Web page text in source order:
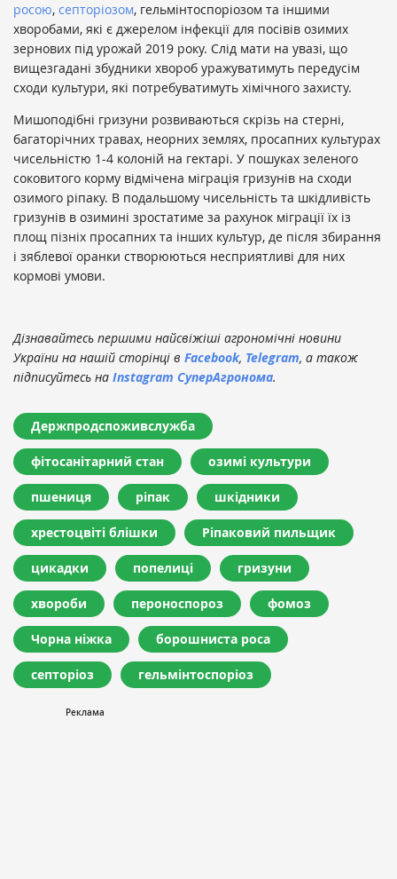
росою, септоріозом, гельмінтоспоріозом та іншими
хворобами, які є джерелом інфекції для посівів озимих
зернових під урожай 2019 року. Слід мати на увазі, що
вищезгадані збудники хвороб уражуватимуть передусім
сходи культури, які потребуватимуть хімічного захисту.
Мишоподібні гризуни розвиваються скрізь на стерні,
багаторічних травах, неорних землях, просапних культурах
чисельністю 1-4 колоній на гектарі. У пошуках зеленого
соковитого корму відмічена міграція гризунів на сходи
озимого ріпаку. В подальшому чисельність та шкідливість
гризунів в озимині зростатиме за рахунок міграції їх із
площ пізніх просапних та інших культур, де після збирання
і зяблевої оранки створюються несприятливі для них
кормові умови.
Дізнавайтесь першими найсвіжіші агрономічні новини
України на нашій сторінці в Facebook, Telegram, а також
підписуйтесь на Instagram СуперАгронома.
Держпродспоживслужба
фітосанітарний стан озимі культури
пшениця ріпак шкідники
хрестоцвіті блішки Ріпаковий пильщик
цикадки попелиці гризуни
хвороби пероноспороз фомоз
Чорна ніжка борошниста роса
септоріоз гельмінтоспоріоз